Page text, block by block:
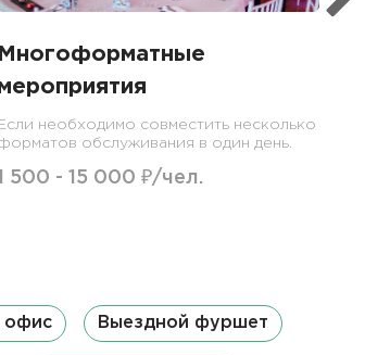
Многоформатные
Если необходимо совместить несколько
обслуживания в один день.
500 - 15 000 ₽/чел.
офис Выездной фуршет